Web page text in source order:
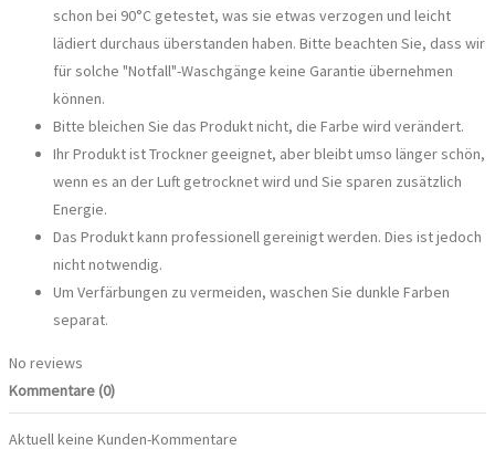
schon bei 90°C getestet, was sie etwas verzogen und leicht
lädiert durchaus überstanden haben. Bitte beachten Sie, dass wir
für solche "Notfall"-Waschgänge keine Garantie übernehmen
können.
Bitte bleichen Sie das Produkt nicht, die Farbe wird verändert.
Ihr Produkt ist Trockner geeignet, aber bleibt umso länger schön,
wenn es an der Luft getrocknet wird und Sie sparen zusätzlich
Energie.
Das Produkt kann professionell gereinigt werden. Dies ist jedoch
nicht notwendig.
Um Verfärbungen zu vermeiden, waschen Sie dunkle Farben
separat.
No reviews
Kommentare (0)
Aktuell keine Kunden-Kommentare